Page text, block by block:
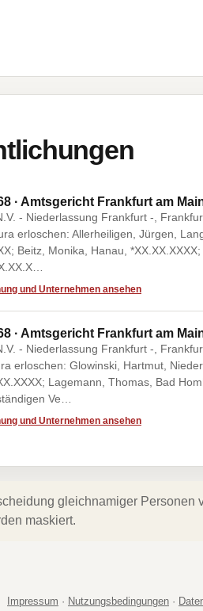
· Amtsgericht Frankfurt am
- Niederlassung Frankfurt -,
erloschen: Allerheiligen, Jürgen,
Beitz, Monika, Hanau,
und Unternehmen ansehen
· Amtsgericht Frankfurt am
- Niederlassung Frankfurt -,
erloschen: Glowinski, Hartmut,
Lagemann, Thomas, Bad
Ve…
und Unternehmen ansehen
gleichnamiger Personen
maskiert.
Impressum · Nutzungsbedingungen ·